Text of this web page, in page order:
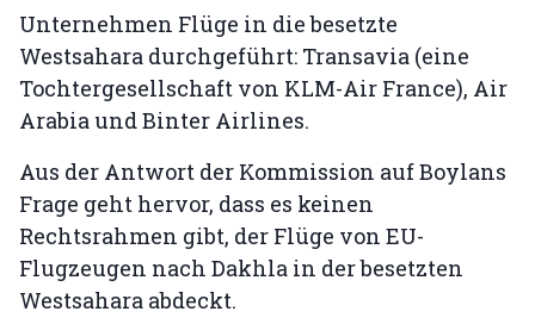
Unternehmen Flüge in die besetzte
Westsahara durchgeführt: Transavia (eine
Tochtergesellschaft von KLM-Air France), Air
Arabia und Binter Airlines.
Aus der Antwort der Kommission auf Boylans
Frage geht hervor, dass es keinen
Rechtsrahmen gibt, der Flüge von EU-
Flugzeugen nach Dakhla in der besetzten
Westsahara abdeckt.